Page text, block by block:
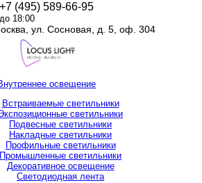
+7 (495) 589-66-95
18:00
ул. Сосновая, д. 5, оф. 304
освещение
Встраиваемые светильники
светильники
Подвесные светильники
Накладные светильники
Профильные светильники
Промышленные светильники
Декоративное освещение
Светодиодная лента